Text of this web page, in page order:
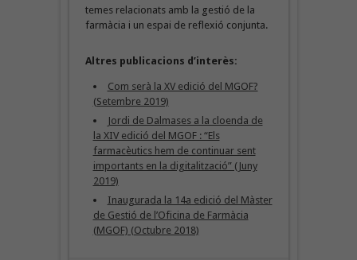
temes relacionats amb la gestió de la
farmàcia i un espai de reflexió conjunta.
Altres publicacions d’interès:
Com serà la XV edició del MGOF?
(Setembre 2019)
Jordi de Dalmases a la cloenda de
la XIV edició del MGOF : “Els
farmacèutics hem de continuar sent
importants en la digitalització” (Juny
2019)
Inaugurada la 14a edició del Màster
de Gestió de l’Oficina de Farmàcia
(MGOF) (Octubre 2018)